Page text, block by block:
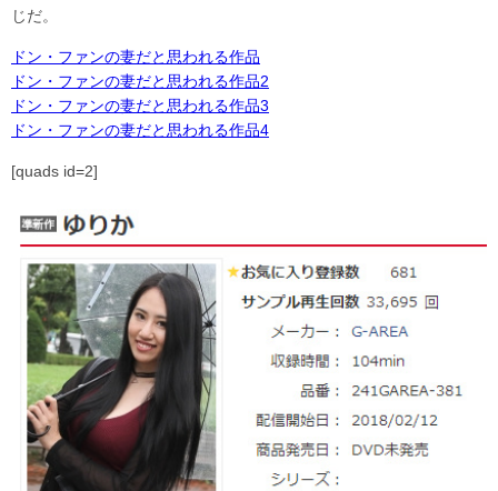
じだ。
ドン・ファンの妻だと思われる作品
ドン・ファンの妻だと思われる作品2
ドン・ファンの妻だと思われる作品3
ドン・ファンの妻だと思われる作品4
[quads id=2]